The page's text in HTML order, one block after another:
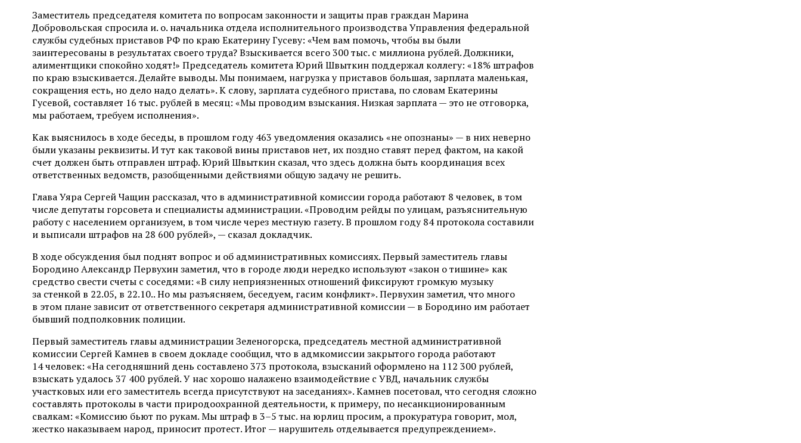
Заместитель председателя комитета по вопросам законности и защиты прав граждан Марина
Добровольская спросила и. о. начальника отдела исполнительного производства Управления федеральной
службы судебных приставов РФ по краю Екатерину Гусеву: «Чем вам помочь, чтобы вы были
заинтересованы в результатах своего труда? Взыскивается всего 300 тыс. с миллиона рублей. Должники,
алиментщики спокойно ходят!» Председатель комитета Юрий Швыткин поддержал коллегу: «18% штрафов
по краю взыскивается. Делайте выводы. Мы понимаем, нагрузка у приставов большая, зарплата маленькая,
сокращения есть, но дело надо делать». К слову, зарплата судебного пристава, по словам Екатерины
Гусевой, составляет 16 тыс. рублей в месяц: «Мы проводим взыскания. Низкая зарплата — это не отговорка,
мы работаем, требуем исполнения».
Как выяснилось в ходе беседы, в прошлом году 463 уведомления оказались «не опознаны» — в них неверно
были указаны реквизиты. И тут как таковой вины приставов нет, их поздно ставят перед фактом, на какой
счет должен быть отправлен штраф. Юрий Швыткин сказал, что здесь должна быть координация всех
ответственных ведомств, разобщенными действиями общую задачу не решить.
Глава Уяра Сергей Чащин рассказал, что в административной комиссии города работают 8 человек, в том
числе депутаты горсовета и специалисты администрации. «Проводим рейды по улицам, разъяснительную
работу с населением организуем, в том числе через местную газету. В прошлом году 84 протокола составили
и выписали штрафов на 28 600 рублей», — сказал докладчик.
В ходе обсуждения был поднят вопрос и об административных комиссиях. Первый заместитель главы
Бородино Александр Первухин заметил, что в городе люди нередко используют «закон о тишине» как
средство свести счеты с соседями: «В силу неприязненных отношений фиксируют громкую музыку
за стенкой в 22.05, в 22.10.. Но мы разъясняем, беседуем, гасим конфликт». Первухин заметил, что много
в этом плане зависит от ответственного секретаря административной комиссии — в Бородино им работает
бывший подполковник полиции.
Первый заместитель главы администрации Зеленогорска, председатель местной административной
комиссии Сергей Камнев в своем докладе сообщил, что в адмкомиссии закрытого города работают
14 человек: «На сегодняшний день составлено 373 протокола, взысканий оформлено на 112 300 рублей,
взыскать удалось 37 400 рублей. У нас хорошо налажено взаимодействие с УВД, начальник службы
участковых или его заместитель всегда присутствуют на заседаниях». Камнев посетовал, что сегодня сложно
составлять протоколы в части природоохранной деятельности, к примеру, по несанкционированным
свалкам: «Комиссию бьют по рукам. Мы штраф в 3–5 тыс. на юрлиц просим, а прокуратура говорит, мол,
жестко наказываем народ, приносит протест. Итог — нарушитель отделывается предупреждением».